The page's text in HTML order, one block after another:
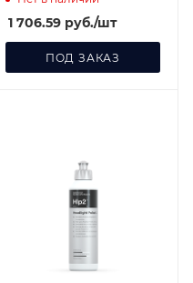
1 706.59 руб./шт
ПОД ЗАКАЗ